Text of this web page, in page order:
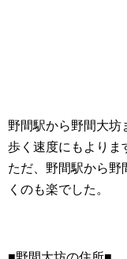
野間駅から野間大坊
歩く速度にもよりま
ただ、野間駅から野
くのも楽でした。